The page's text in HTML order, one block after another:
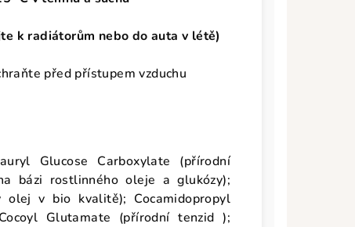
k radiátorům nebo do auta v létě)
před přístupem vzduchu
Glucose Carboxylate (přírodní
bázi rostlinného oleje a glukózy);
olej v bio kvalitě); Cocamidopropyl
Glutamate (přírodní tenzid );